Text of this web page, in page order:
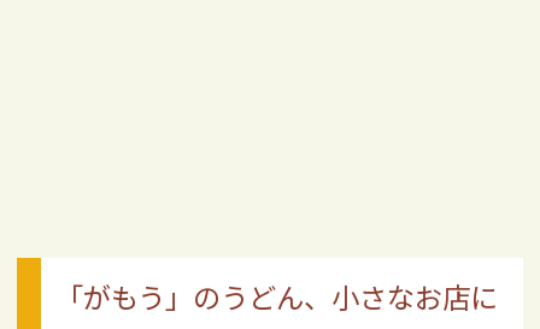
「がもう」のうどん、小さなお店に